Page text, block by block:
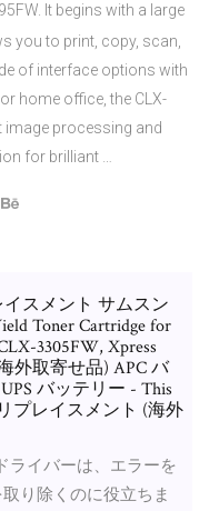
It begins with a large
you to print, copy, scan,
of interface options with
home office, the CLX-
image processing and
for brilliant …
イスメント サムスン
Toner Cartridge for
3305FW, Xpress
外取寄せ品) APC バ
バッテリー - This
プレイスメント (海外
ライバーは、エラーを
り除くのに役立ちま